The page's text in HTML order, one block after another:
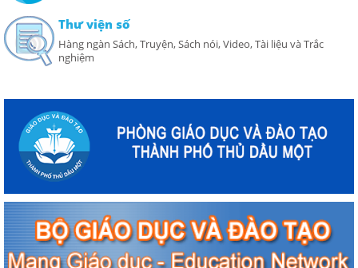
Thư viện số
Hàng ngàn Sách, Truyện, Sách nói, Video, Tài liệu và Trắc
nghiệm